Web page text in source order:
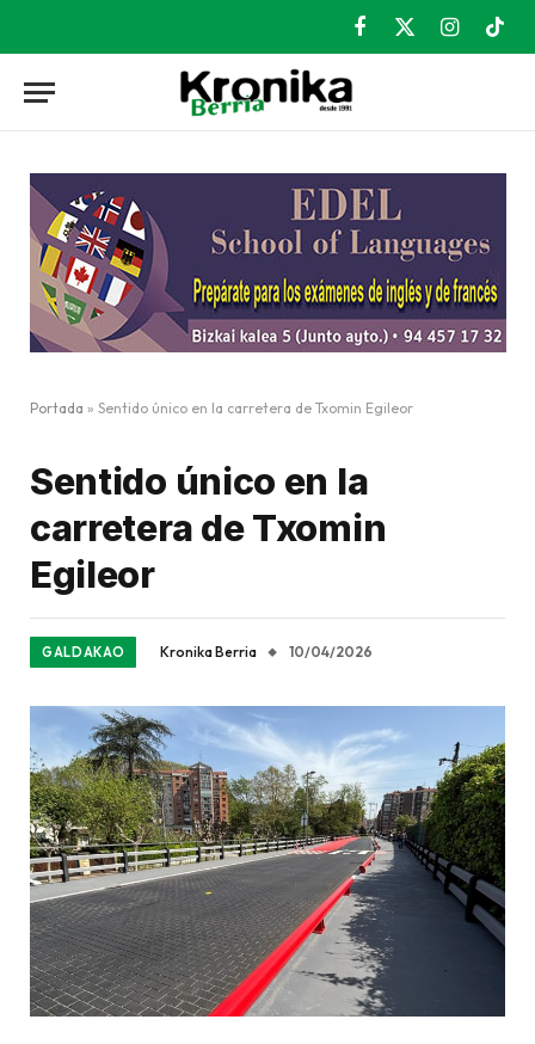
Facebook
X
Instagram
Portada » Sentido único en la carretera de Txomin Egileor
Sentido único en la
carretera de Txomin
Egileor
GALDAKAO Kronika Berria 10/04/2026